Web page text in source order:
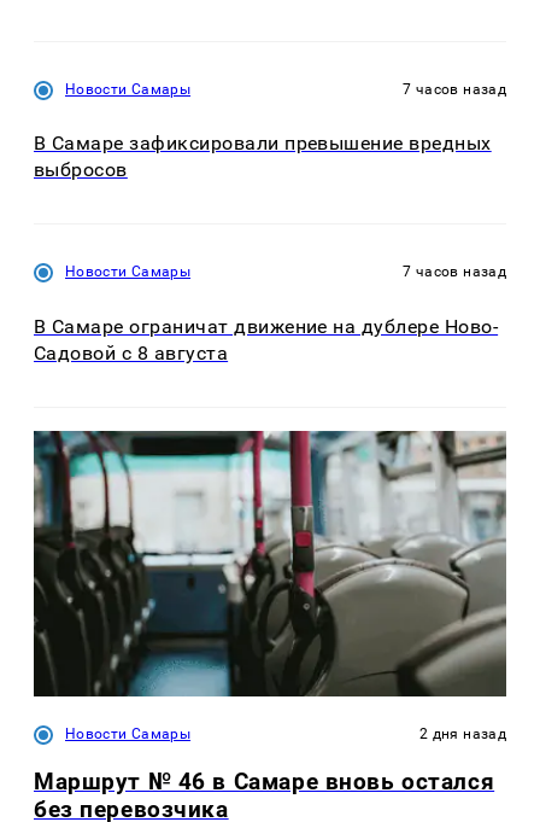
Новости Самары 7 часов назад
В Самаре зафиксировали превышение вредных
выбросов
Новости Самары 7 часов назад
В Самаре ограничат движение на дублере Ново-
Садовой с 8 августа
Новости Самары 2 дня назад
Маршрут № 46 в Самаре вновь остался
без перевозчика